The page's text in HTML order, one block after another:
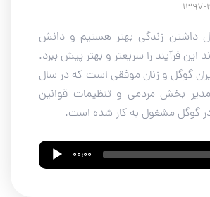
داشتن زندگی بهتر هستیم و دانش
این فرآیند را سریعتر و بهتر پیش ببرد.
گوگل و زنان موفقی است که در سال
مدیر بخش مردمی و تنظیمات قوانین
گوگل مشغول به کار شده است.
00:00